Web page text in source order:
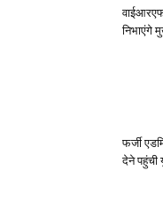
निभाएंगे
फर्जी
देने पहुंची